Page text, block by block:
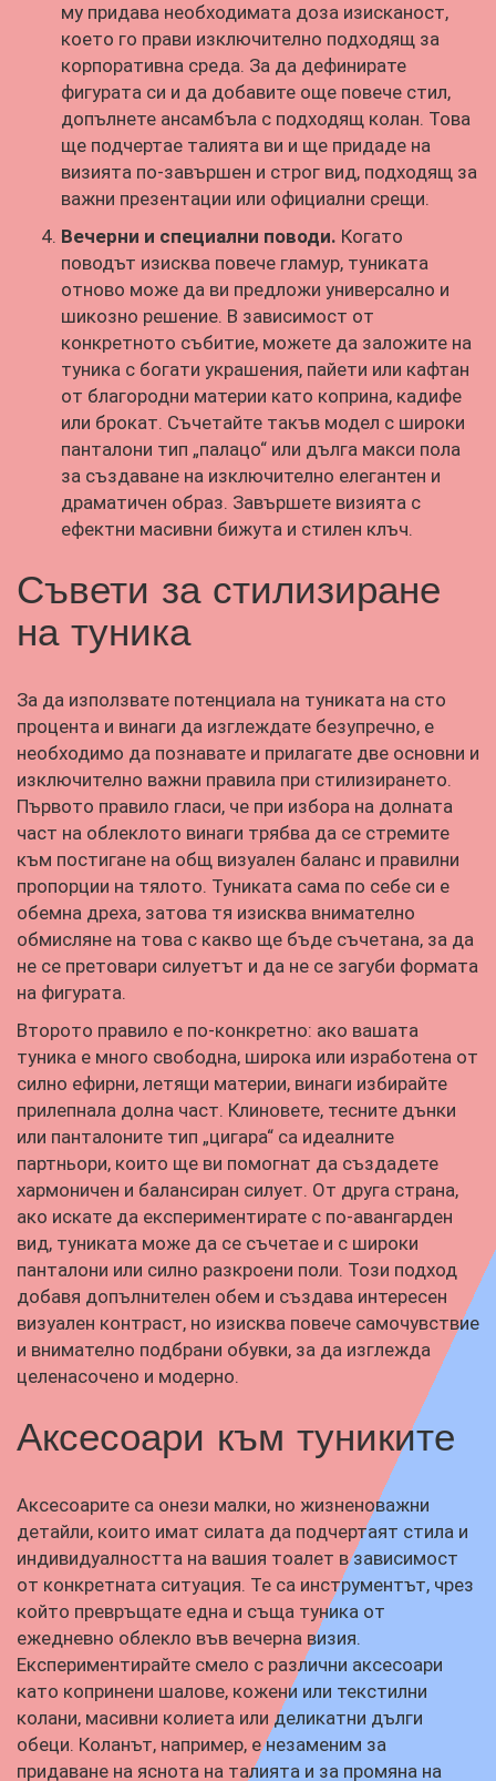
му придава необходимата доза изисканост,
което го прави изключително подходящ за
корпоративна среда. За да дефинирате
фигурата си и да добавите още повече стил,
допълнете ансамбъла с подходящ колан. Това
ще подчертае талията ви и ще придаде на
визията по-завършен и строг вид, подходящ за
важни презентации или официални срещи.
Вечерни и специални поводи. Когато
поводът изисква повече гламур, туниката
отново може да ви предложи универсално и
шикозно решение. В зависимост от
конкретното събитие, можете да заложите на
туника с богати украшения, пайети или кафтан
от благородни материи като коприна, кадифе
или брокат. Съчетайте такъв модел с широки
панталони тип „палацо“ или дълга макси пола
за създаване на изключително елегантен и
драматичен образ. Завършете визията с
ефектни масивни бижута и стилен клъч.
Съвети за стилизиране
на туника
За да използвате потенциала на туниката на сто
процента и винаги да изглеждате безупречно, е
необходимо да познавате и прилагате две основни и
изключително важни правила при стилизирането.
Първото правило гласи, че при избора на долната
част на облеклото винаги трябва да се стремите
към постигане на общ визуален баланс и правилни
пропорции на тялото. Туниката сама по себе си е
обемна дреха, затова тя изисква внимателно
обмисляне на това с какво ще бъде съчетана, за да
не се претовари силуетът и да не се загуби формата
на фигурата.
Второто правило е по-конкретно: ако вашата
туника е много свободна, широка или изработена от
силно ефирни, летящи материи, винаги избирайте
прилепнала долна част. Клиновете, тесните дънки
или панталоните тип „цигара“ са идеалните
партньори, които ще ви помогнат да създадете
хармоничен и балансиран силует. От друга страна,
ако искате да експериментирате с по-авангарден
вид, туниката може да се съчетае и с широки
панталони или силно разкроени поли. Този подход
добавя допълнителен обем и създава интересен
визуален контраст, но изисква повече самочувствие
и внимателно подбрани обувки, за да изглежда
целенасочено и модерно.
Аксесоари към туниките
Аксесоарите са онези малки, но жизненоважни
детайли, които имат силата да подчертаят стила и
индивидуалността на вашия тоалет в зависимост
от конкретната ситуация. Те са инструментът, чрез
който превръщате една и съща туника от
ежедневно облекло във вечерна визия.
Експериментирайте смело с различни аксесоари
като копринени шалове, кожени или текстилни
колани, масивни колиета или деликатни дълги
обеци. Коланът, например, е незаменим за
придаване на яснота на талията и за промяна на